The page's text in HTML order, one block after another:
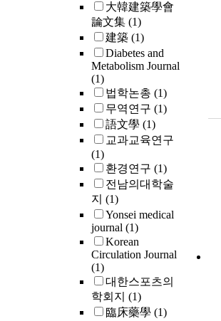
大韓建築學會
論文集 (1)
建築 (1)
Diabetes and
Metabolism Journal
(1)
법학논총 (1)
무역연구 (1)
語文學 (1)
교과교육연구
(1)
환경연구 (1)
전남의대학술
지 (1)
Yonsei medical
journal (1)
Korean
Circulation Journal
(1)
대한스포츠의
학회지 (1)
臨床藥學 (1)